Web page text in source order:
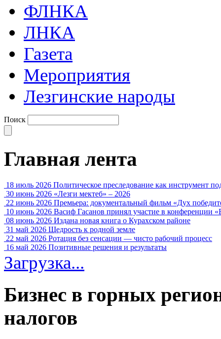
ФЛНКА
ЛНКА
Газета
Мероприятия
Лезгинские народы
Поиск
Главная лента
18 июль 2026 Политическое преследование как инструмент
30 июнь 2026 «Лезги мектеб» – 2026
22 июнь 2026 Премьера: документальный фильм «Дух
10 июнь 2026 Васиф Гасанов принял участие в конференции
08 июнь 2026 Издана новая книга о Курахском районе
31 май 2026 Щедрость к родной земле
22 май 2026 Ротация без сенсации — чисто рабочий процесс
16 май 2026 Позитивные решения и результаты
Загрузка...
Бизнес в горных
налогов